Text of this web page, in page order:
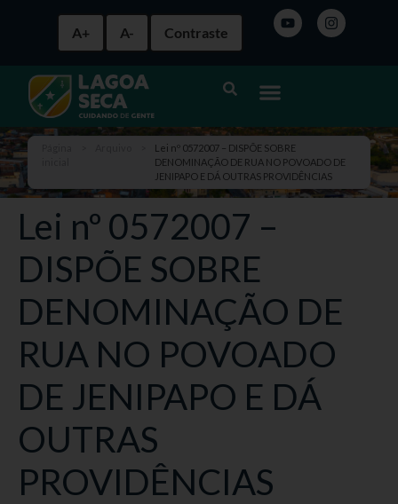
A+ A- Contraste
Lei nº 0572007 – DISPÕE SOBRE
DENOMINAÇÃO DE RUA NO POVOADO DE
JENIPAPO E DÁ OUTRAS PROVIDÊNCIAS
Lei nº 0572007 –
DISPÕE SOBRE
DENOMINAÇÃO DE
RUA NO POVOADO
DE JENIPAPO E DÁ
OUTRAS
PROVIDÊNCIAS